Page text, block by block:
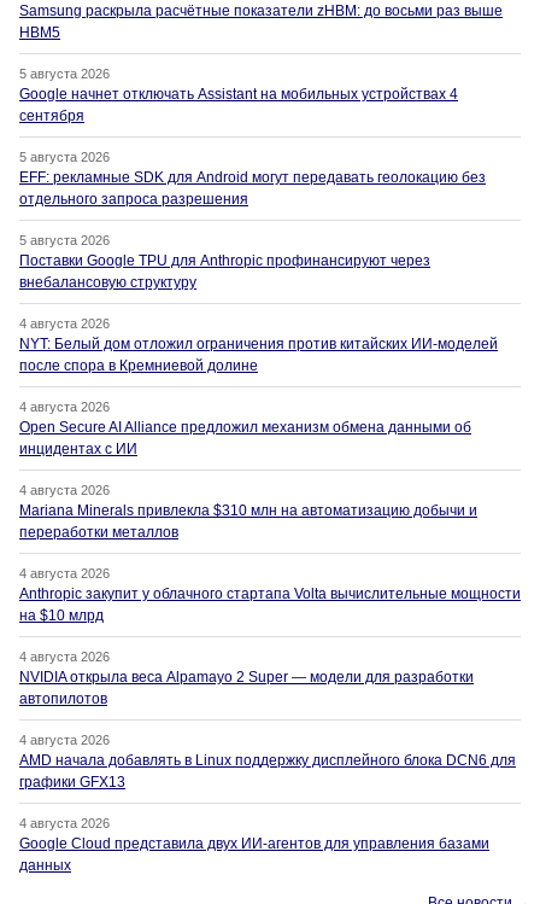
Samsung раскрыла расчётные показатели zHBM: до восьми раз выше
HBM5
5 августа 2026
Google начнет отключать Assistant на мобильных устройствах 4
сентября
5 августа 2026
EFF: рекламные SDK для Android могут передавать геолокацию без
отдельного запроса разрешения
5 августа 2026
Поставки Google TPU для Anthropic профинансируют через
внебалансовую структуру
4 августа 2026
NYT: Белый дом отложил ограничения против китайских ИИ-моделей
после спора в Кремниевой долине
4 августа 2026
Open Secure AI Alliance предложил механизм обмена данными об
инцидентах с ИИ
4 августа 2026
Mariana Minerals привлекла $310 млн на автоматизацию добычи и
переработки металлов
4 августа 2026
Anthropic закупит у облачного стартапа Volta вычислительные мощности
на $10 млрд
4 августа 2026
NVIDIA открыла веса Alpamayo 2 Super — модели для разработки
автопилотов
4 августа 2026
AMD начала добавлять в Linux поддержку дисплейного блока DCN6 для
графики GFX13
4 августа 2026
Google Cloud представила двух ИИ-агентов для управления базами
данных